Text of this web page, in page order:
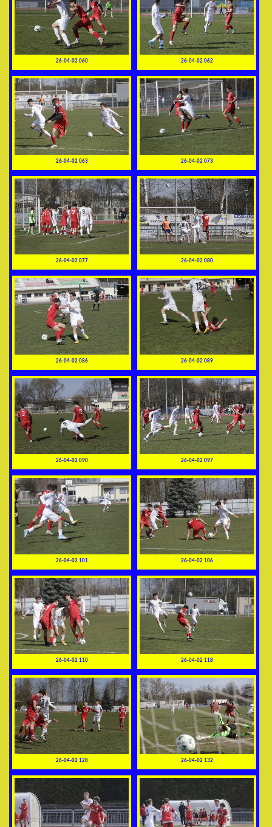
26-04-02 060 26-04-02 062
26-04-02 063 26-04-02 073
26-04-02 077 26-04-02 080
26-04-02 086 26-04-02 089
26-04-02 090 26-04-02 097
26-04-02 101 26-04-02 106
26-04-02 110 26-04-02 118
26-04-02 128 26-04-02 132